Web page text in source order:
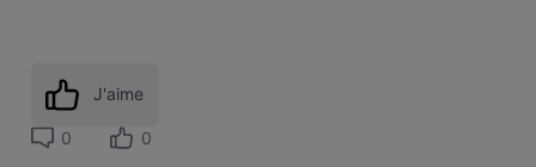
J'aime
0 0